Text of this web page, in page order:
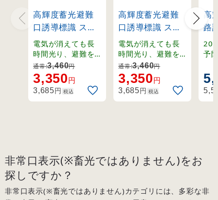
高輝度蓄光避難
口誘導標識 ステ
ッカータイプ 蓄
光LE-18シリーズ
矢印無し
(71804)
電気が消えても長
時間光り、避難を
サポート。離けい
紙をはがして貼る
だけの便利なステ
ッカータイプで
す。
通常:3,460円
3,350円
3,685円 税込
高輝度蓄光避難
口誘導標識 ステ
ッカータイプ 蓄
光LE-18シリーズ
左矢印 (71802)
電気が消えても長
時間光り、避難を
サポート。離けい
紙をはがして貼る
だけの便利なステ
ッカータイプで
す。
通常:3,460円
3,350円
3,685円 税込
高
路
ッ
京
予
時
駅
導
す
非常口表示(※畜光ではありません)をお
探しですか？
非常口表示(※畜光ではありません)カテゴリには、多彩な非